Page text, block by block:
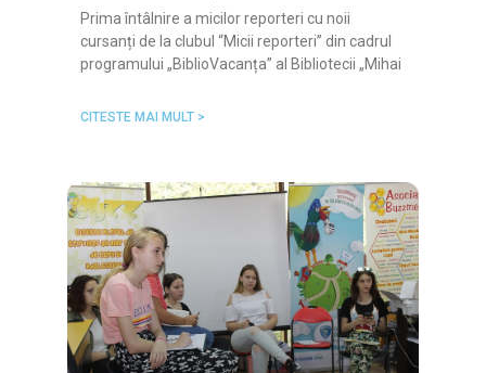
Prima întâlnire a micilor reporteri cu noii
cursanți de la clubul “Micii reporteri” din cadrul
programului „BiblioVacanța” al Bibliotecii „Mihai
CITESTE MAI MULT >